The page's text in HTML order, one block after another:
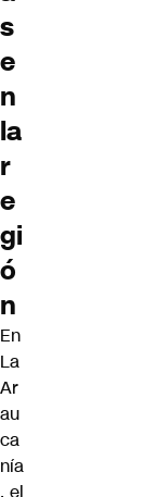
s
e
n
la
r
e
gi
ó
n
En
La
Ar
au
ca
nía
, el